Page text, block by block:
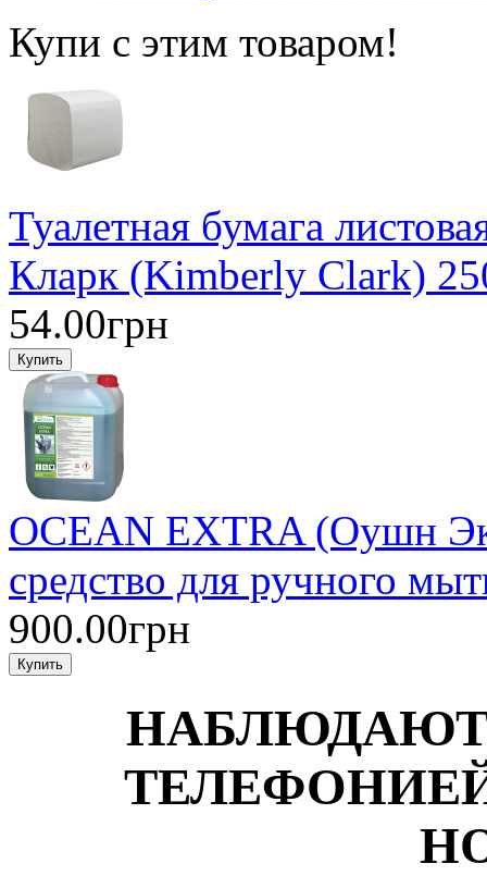
Купи с этим товаром!
Туалетная бумага
Кларк (Kimberly Clark)
54.00грн
OCEAN EXTRA (Оушн
средство для ручного
900.00грн